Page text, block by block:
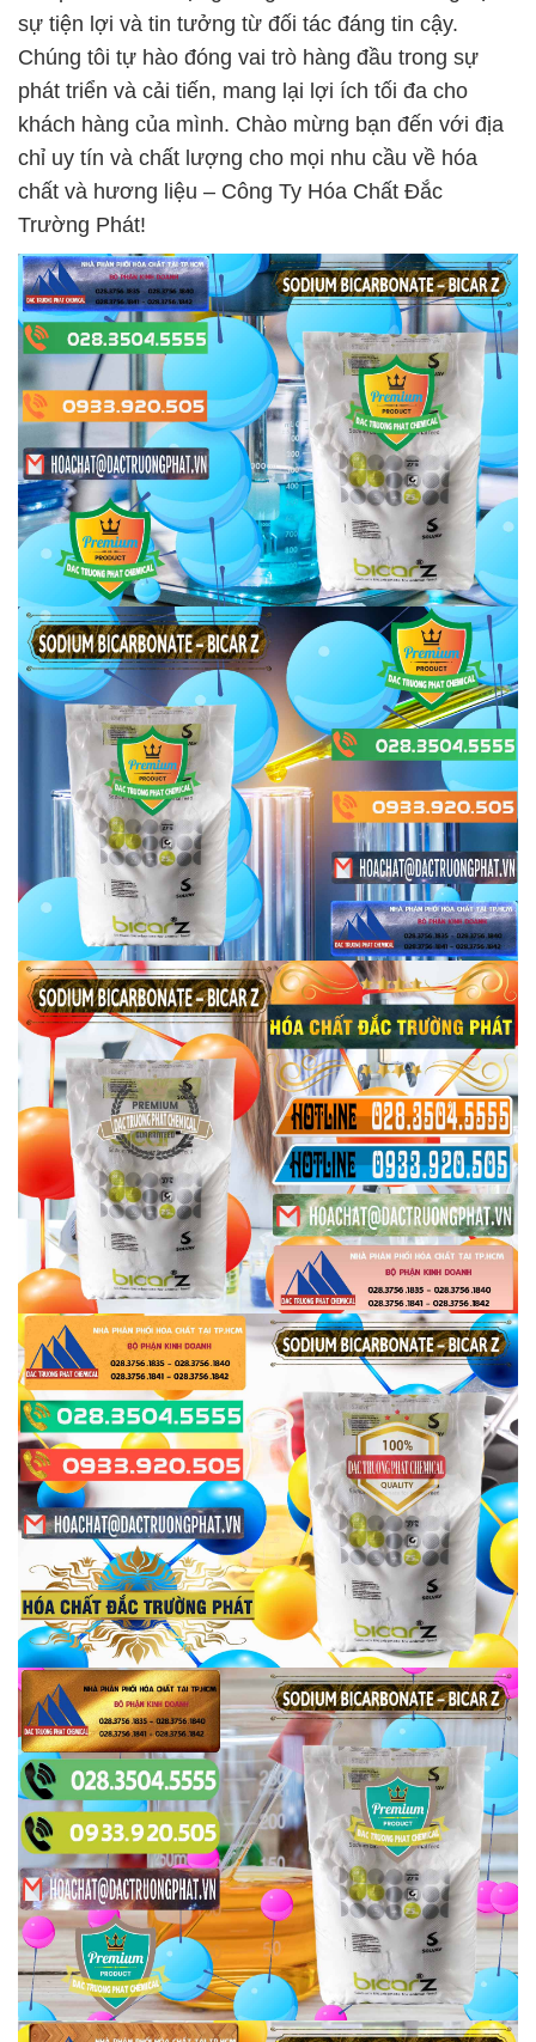
sự tiện lợi và tin tưởng từ đối tác đáng tin cậy.
Chúng tôi tự hào đóng vai trò hàng đầu trong sự
phát triển và cải tiến, mang lại lợi ích tối đa cho
khách hàng của mình. Chào mừng bạn đến với địa
chỉ uy tín và chất lượng cho mọi nhu cầu về hóa
chất và hương liệu – Công Ty Hóa Chất Đắc
Trường Phát!